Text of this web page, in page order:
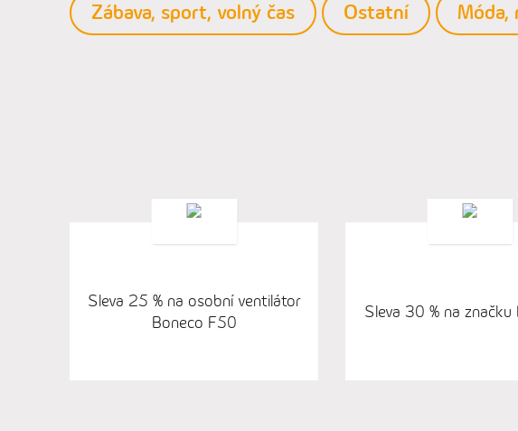
Zábava, sport, volný čas Ostatní Móda,
Sleva 25 % na osobní ventilátor
Boneco F50
Sleva 30 % na značku